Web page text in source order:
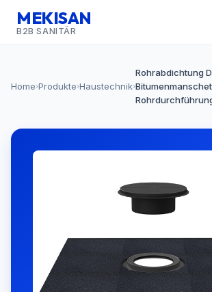
MEKISAN
B2B SANITÄR
Home›Produkte›Haustechnik›
Rohrabdichtung